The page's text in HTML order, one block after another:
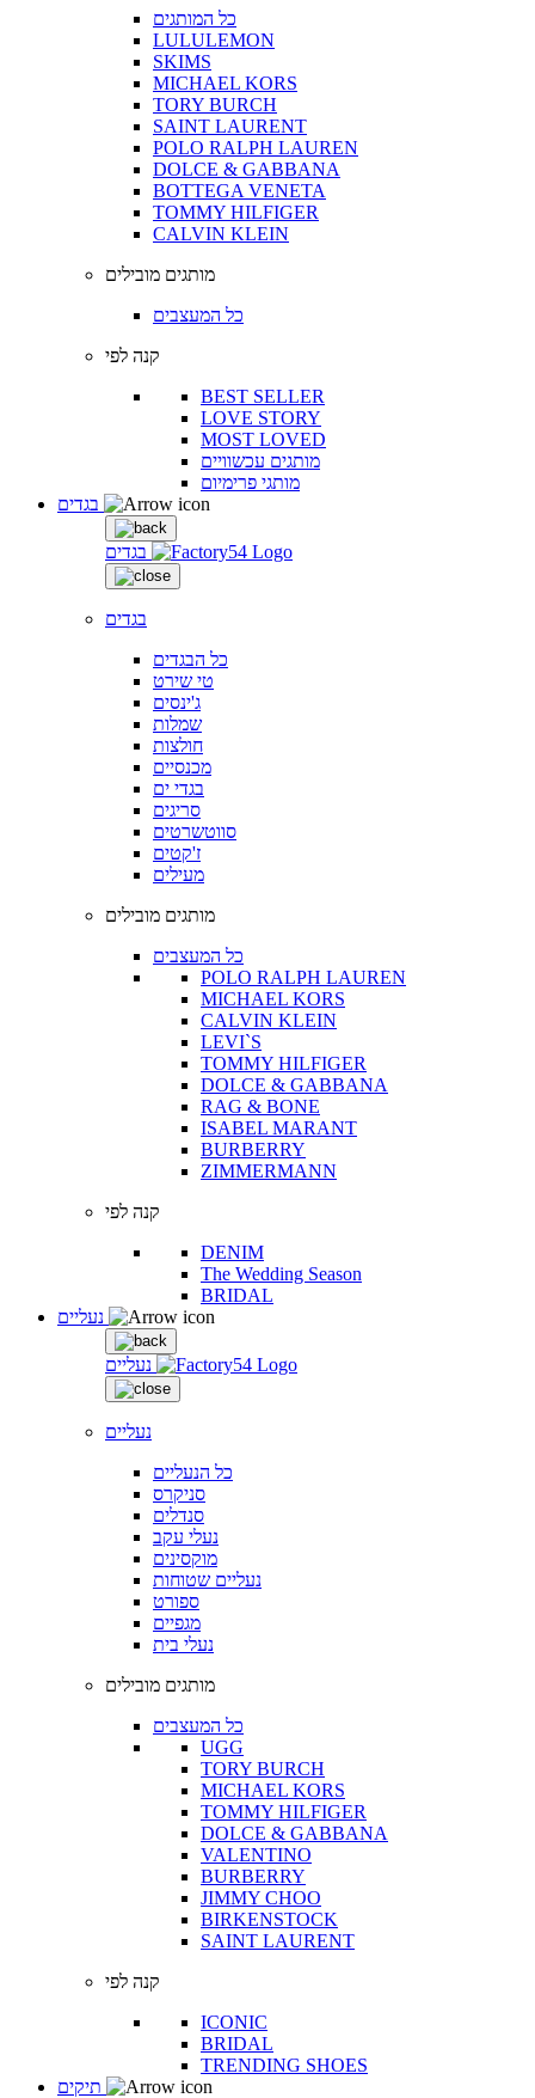
כל המותגים
LULULEMON
SKIMS
MICHAEL KORS
TORY BURCH
SAINT LAURENT
POLO RALPH LAUREN
DOLCE & GABBANA
BOTTEGA VENETA
TOMMY HILFIGER
CALVIN KLEIN
מותגים מובילים
כל המעצבים
קנה לפי
BEST SELLER
LOVE STORY
MOST LOVED
מותגים עכשוויים
מותגי פרימיום
בגדים
בגדים
כל הבגדים
טי שירט
ג'ינסים
שמלות
חולצות
מכנסיים
בגדי ים
סריגים
סווטשרטים
ז'קטים
מעילים
מותגים מובילים
כל המעצבים
POLO RALPH LAUREN
MICHAEL KORS
CALVIN KLEIN
LEVI`S
TOMMY HILFIGER
DOLCE & GABBANA
RAG & BONE
ISABEL MARANT
BURBERRY
ZIMMERMANN
קנה לפי
DENIM
The Wedding Season
BRIDAL
נעליים
נעליים
כל הנעליים
סניקרס
סנדלים
נעלי עקב
מוקסינים
נעליים שטוחות
ספורט
מגפיים
נעלי בית
מותגים מובילים
כל המעצבים
UGG
TORY BURCH
MICHAEL KORS
TOMMY HILFIGER
DOLCE & GABBANA
VALENTINO
BURBERRY
JIMMY CHOO
BIRKENSTOCK
SAINT LAURENT
קנה לפי
ICONIC
BRIDAL
TRENDING SHOES